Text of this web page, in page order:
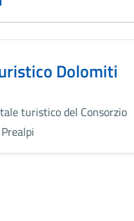
Dolomiti
turistico del Consorzio